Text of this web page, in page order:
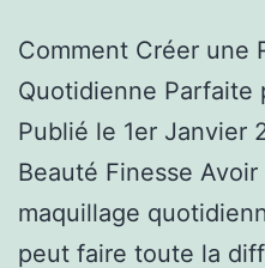
Comment Créer une
Quotidienne Parfaite
Publié le 1er Janvier
Beauté Finesse
maquillage
peut faire toute la